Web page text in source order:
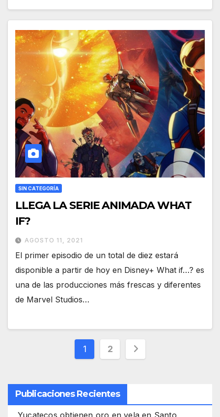
SIN CATEGORÍA
LLEGA LA SERIE ANIMADA WHAT
IF?
AGOSTO 11, 2021
El primer episodio de un total de diez estará
disponible a partir de hoy en Disney+ What if…? es
una de las producciones más frescas y diferentes
de Marvel Studios…
Paginación
entradas
1 2
Publicaciones Recientes